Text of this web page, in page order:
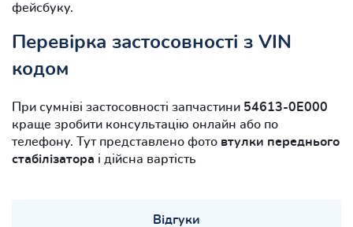
фейсбуку.
Перевірка застосовності з VIN
кодом
При сумніві застосовності запчастини 54613-0E000
краще зробити консультацію онлайн або по
телефону. Тут представлено фото втулки переднього
стабілізатора і дійсна вартість
Відгуки